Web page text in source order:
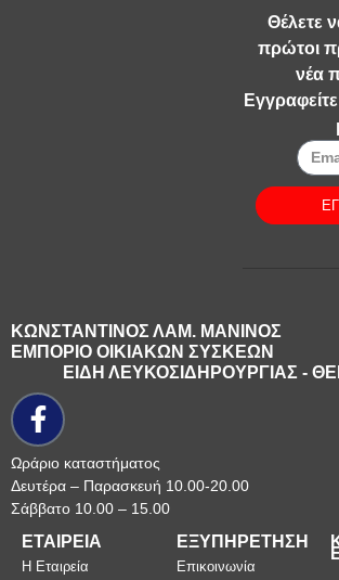
Θέλετε
πρώτοι
νέα
ΚΩΝΣΤΑΝΤΙΝΟΣ ΛΑΜ. ΜΑΝΙΝΟΣ
ΕΜΠΟΡΙΟ ΟΙΚΙΑΚΩΝ ΣΥΣΚΕΩΝ
ΕΙΔΗ ΛΕΥΚΟΣΙΔΗΡΟΥΡΓΙΑΣ -
Ωράριο καταστήματος
Δευτέρα – Παρασκευή 10.00-20.00
Σάββατο 10.00 – 15.00
ΕΤΑΙΡΕΙΑ
Η Εταιρεία
ΕΞΥΠΗΡΕΤΗΣΗ
Επικοινωνία